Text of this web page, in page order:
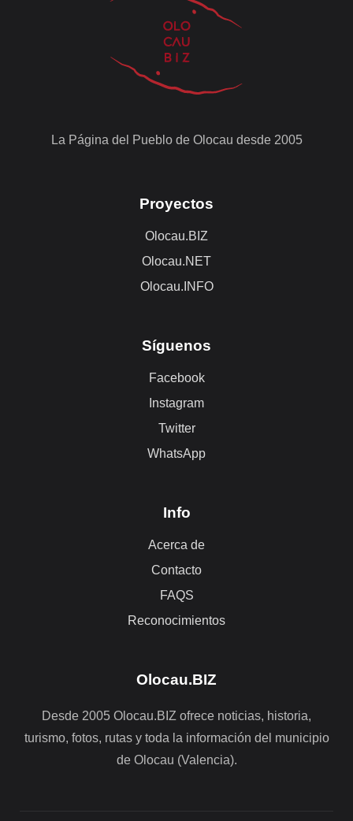
La Página del Pueblo de Olocau desde 2005
Proyectos
Olocau.BIZ
Olocau.NET
Olocau.INFO
Síguenos
Facebook
Instagram
Twitter
WhatsApp
Info
Acerca de
Contacto
FAQS
Reconocimientos
Olocau.BIZ
Desde 2005 Olocau.BIZ ofrece noticias, historia,
turismo, fotos, rutas y toda la información del municipio
de Olocau (Valencia).